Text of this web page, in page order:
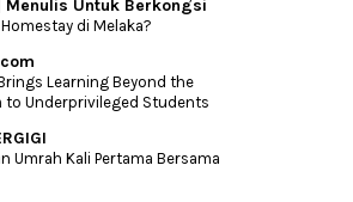
Menulis Untuk Berkongsi
di Melaka?
Learning Beyond the
to Underprivileged Students
Umrah Kali Pertama Bersama